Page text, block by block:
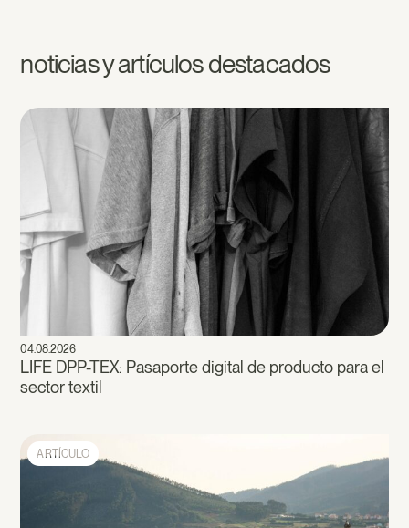
noticias y artículos destacados
04.08.2026
LIFE DPP-TEX: Pasaporte digital de producto para el
sector textil
ARTÍCULO